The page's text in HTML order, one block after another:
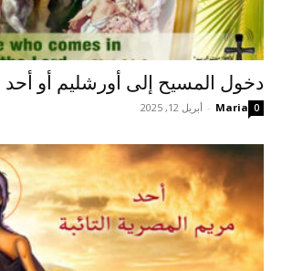
دخول المسيح إلى أورشليم أو أحد
Maria
- أبريل 12, 2025 0